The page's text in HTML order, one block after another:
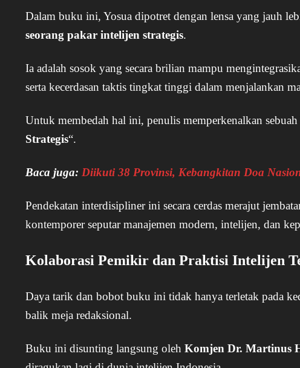
Dalam buku ini, Yosua dipotret dengan lensa yang jauh
seorang pakar intelijen strategis.
Ia adalah sosok yang secara brilian mampu
serta kecerdasan taktis tingkat tinggi dalam menjalankan
Untuk membedah hal ini, penulis memperkenalkan
Strategis“.
Baca juga: Diikuti 38 Provinsi, Kebangkitan Doa
Pendekatan interdisipliner ini secara cerdas merajut
kontemporer seputar manajemen modern, intelijen, dan
Kolaborasi Pemikir dan Praktisi Intelijen
Daya tarik dan bobot buku ini tidak hanya terletak pada
balik meja redaksional.
Buku ini disunting langsung oleh Komjen Dr. Martinus